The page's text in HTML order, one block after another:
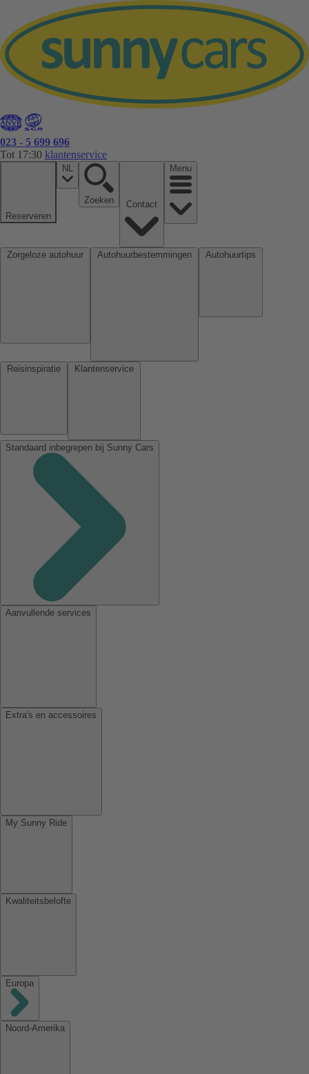
023 - 5 699 696
Tot 17:30 klantenservice
Reserveren
NL
Zoeken
Menu
Standaard inbegrepen bij Sunny Cars
Aanvullende services
Extra's en accessoires
My Sunny Ride
Kwaliteitsbelofte
Europa
Noord-Amerika